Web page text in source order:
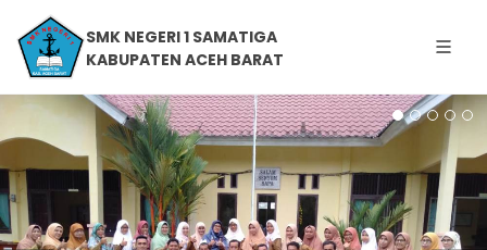
SMK NEGERI 1 SAMATIGA
KABUPATEN ACEH BARAT